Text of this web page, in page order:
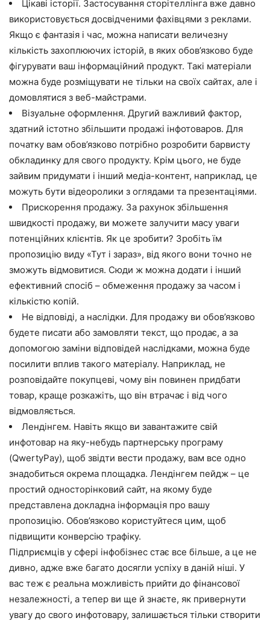
Цікаві історії. Застосування сторітеллінга вже давно
використовується досвідченими фахівцями з реклами.
Якщо є фантазія і час, можна написати величезну
кількість захоплюючих історій, в яких обов’язково буде
фігурувати ваш інформаційний продукт. Такі матеріали
можна буде розміщувати не тільки на своїх сайтах, але і
домовлятися з веб-майстрами.
Візуальне оформлення. Другий важливий фактор,
здатний істотно збільшити продажі інфотоваров. Для
початку вам обов’язково потрібно розробити барвисту
обкладинку для свого продукту. Крім цього, не буде
зайвим придумати і інший медіа-контент, наприклад, це
можуть бути відеоролики з оглядами та презентаціями.
Прискорення продажу. За рахунок збільшення
швидкості продажу, ви можете залучити масу уваги
потенційних клієнтів. Як це зробити? Зробіть їм
пропозицію виду «Тут і зараз», від якого вони точно не
зможуть відмовитися. Сюди ж можна додати і інший
ефективний спосіб – обмеження продажу за часом і
кількістю копій.
Не відповіді, а наслідки. Для продажу ви обов’язково
будете писати або замовляти текст, що продає, а за
допомогою заміни відповідей наслідками, можна буде
посилити вплив такого матеріалу. Наприклад, не
розповідайте покупцеві, чому він повинен придбати
товар, краще розкажіть, що він втрачає і від чого
відмовляється.
Лендінгем. Навіть якщо ви завантажите свій
инфотовар на яку-небудь партнерську програму
(QwertyPay), щоб звідти вести продажу, вам все одно
знадобиться окрема площадка. Лендінгем пейдж – це
простий односторінковий сайт, на якому буде
представлена докладна інформація про вашу
пропозицію. Обов’язково користуйтеся цим, щоб
підвищити конверсію трафіку.
Підприємців у сфері інфобізнес стає все більше, а це не
дивно, адже вже багато досягли успіху в даній ніші. У
вас теж є реальна можливість прийти до фінансової
незалежності, а тепер ви ще й знаєте, як привернути
увагу до свого инфотовару, залишається тільки створити